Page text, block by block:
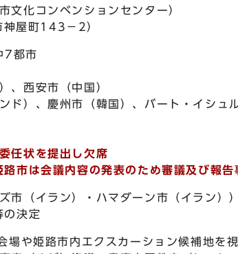
化コンベンションセンター）
屋町143－2）
7都市
、西安市（中国）
ド）、慶州市（韓国）、バート・イシュ
任状を提出し欠席
市は会議内容の発表のため審議及び報告
市（イラン）・ハマダーン市（イラン）
の決定
や姫路市内エクスカーション候補地を